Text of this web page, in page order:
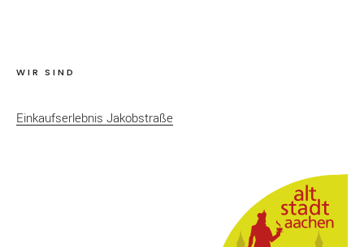
Informationen
Kontakt
WIR SIND
Einkaufserlebnis Jakobstraße